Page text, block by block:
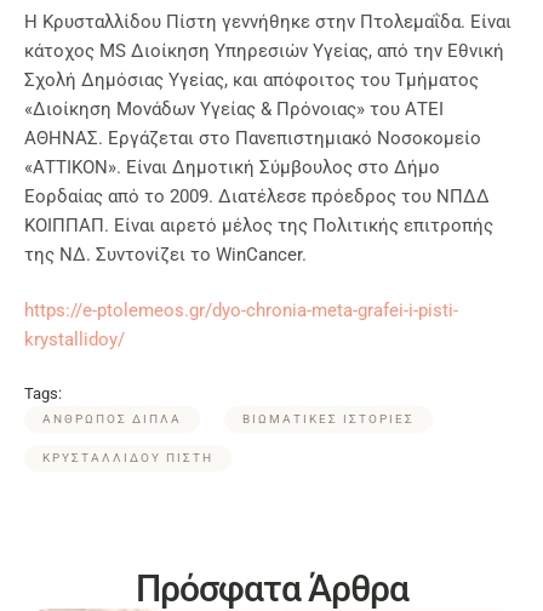
Η Κρυσταλλίδου Πίστη γεννήθηκε στην Πτολεμαΐδα. Είναι
κάτοχος ΜS Διοίκηση Υπηρεσιών Υγείας, από την Εθνική
Σχολή Δημόσιας Υγείας, και απόφοιτος του Τμήματος
«Διοίκηση Μονάδων Υγείας & Πρόνοιας» του ΑΤΕΙ
ΑΘΗΝΑΣ. Εργάζεται στο Πανεπιστημιακό Νοσοκομείο
«ΑΤΤΙΚΟΝ». Είναι Δημοτική Σύμβουλος στο Δήμο
Εορδαίας από το 2009. Διατέλεσε πρόεδρος του ΝΠΔΔ
ΚΟΙΠΠΑΠ. Είναι αιρετό μέλος της Πολιτικής επιτροπής
της ΝΔ. Συντονίζει το WinCancer.
https://e-ptolemeos.gr/dyo-chronia-meta-grafei-i-pisti-
krystallidoy/
Tags:
ΑΝΘΡΩΠΟΣ ΔΙΠΛΑ ΒΙΩΜΑΤΙΚΕΣ ΙΣΤΟΡΙΕΣ
ΚΡΥΣΤΑΛΛΙΔΟΥ ΠΙΣΤΗ
Πρόσφατα Άρθρα